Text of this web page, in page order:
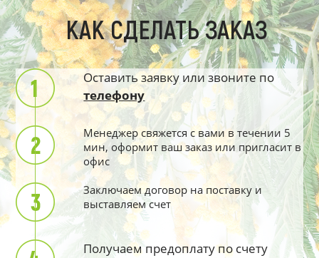
КАК СДЕЛАТЬ ЗАКАЗ
Оставить заявку или звоните по
телефону
Менеджер свяжется с вами в течении 5
мин, оформит ваш заказ или пригласит в
офис
Заключаем договор на поставку и
выставляем счет
Получаем предоплату по счету